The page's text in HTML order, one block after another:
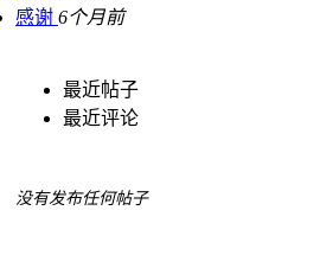
感谢 6个月前
最近帖子
最近评论
没有发布任何帖子